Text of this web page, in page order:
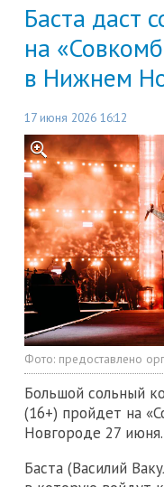
Баста даст
на
в Нижнем
17 июня 2026 16:12
Фото: предоставлено
Большой сольный
(16+) пройдет на
Новгороде 27 июня.
Баста (Василий